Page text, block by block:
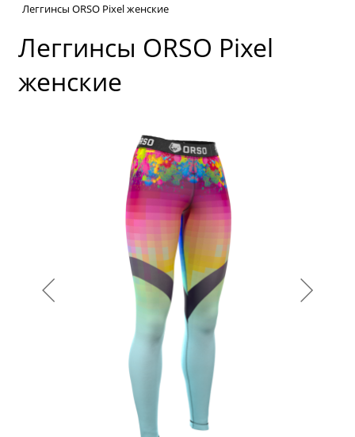
Леггинсы ORSO Pixel женские
Леггинсы ORSO Pixel
женские